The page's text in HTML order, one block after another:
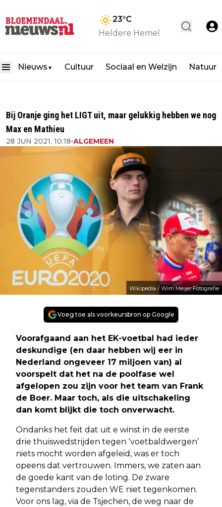
23°C
Heldere Hemel
Nieuws ▼ Cultuur Sociaal en Welzijn Natuur
Bij Oranje ging het LIGT uit, maar gelukkig hebben we nog
Max en Mathieu
28 JUN 2021, 10:18•ALGEMEEN
Wikipedia / Wim Meijer Fotografie
Voeg toe als voorkeursbron op Google
Voorafgaand aan het EK-voetbal had ieder
deskundige (en daar hebben wij eer in
Nederland ongeveer 17 miljoen van) al
voorspelt dat het na de poolfase wel
afgelopen zou zijn voor het team van Frank
de Boer. Maar toch, als die uitschakeling
dan komt blijkt die toch onverwacht.
Ondanks het feit dat uit e winst in de eerste
drie thuiswedstrijden tegen ‘voetbaldwergen’
niets mocht worden afgeleid, was er toch
opeens dat vertrouwen. Immers, we zaten aan
de goede kant van de loting. De zware
tegenstanders zouden WE niet tegenkomen.
Voor ons lag, via de Tsjechen, de weg naar de